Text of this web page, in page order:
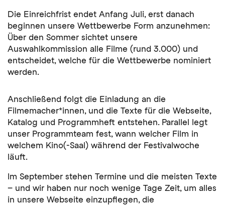
Die Einreichfrist endet Anfang Juli, erst danach
beginnen unsere Wettbewerbe Form anzunehmen:
Über den Sommer sichtet unsere
Auswahlkommission alle Filme (rund 3.000) und
entscheidet, welche für die Wettbewerbe nominiert
werden.
Anschließend folgt die Einladung an die
Filmemacher*innen, und die Texte für die Webseite,
Katalog und Programmheft entstehen. Parallel legt
unser Programmteam fest, wann welcher Film in
welchem Kino(-Saal) während der Festivalwoche
läuft.
Im September stehen Termine und die meisten Texte
– und wir haben nur noch wenige Tage Zeit, um alles
in unsere Webseite einzupflegen, die